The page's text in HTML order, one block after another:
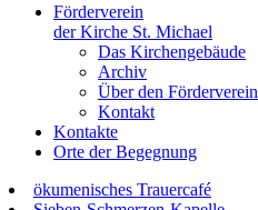
Förderverein
der Kirche St. Michael
Das Kirchengebäude
Archiv
Über den Förderverein
Kontakt
Kontakte
Orte der Begegnung
ökumenisches Trauercafé